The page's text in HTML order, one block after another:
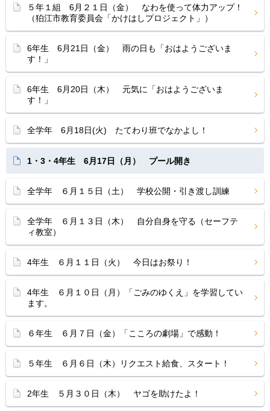
５年１組 6月２１日（金） なわを使って体力アップ！
（狛江市教育委員会「かけはしプロジェクト」）
6年生 6月21日（金） 雨の日も「おはようございま
す！」
6年生 6月20日（木） 元気に「おはようございま
す！」
全学年 6月18日(火) たてわり班でなかよし！
1・3・4年生 6月17日（月） プール開き
全学年 ６月１５日（土） 学校公開・引き渡し訓練
全学年 ６月１３日（木） 自分自身を守る（セーフテ
ィ教室）
4年生 ６月１１日（火） 今日はお祭り！
4年生 ６月１０日（月）「ごみのゆくえ」を学習してい
ます。
６年生 ６月７日（金）「こころの劇場」で感動！
５年生 ６月６日（木）リクエスト給食、スタート！
2年生 ５月３０日（木） ヤゴを助けたよ！